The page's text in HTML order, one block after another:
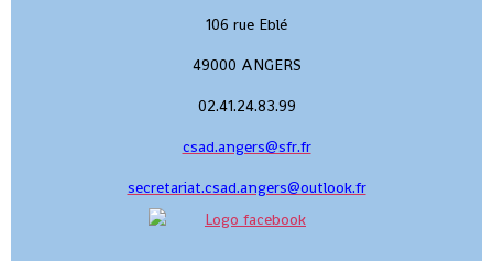
106 rue Eblé
49000 ANGERS
02.41.24.83.99
csad.angers@sfr.fr
secretariat.csad.angers@outlook.fr